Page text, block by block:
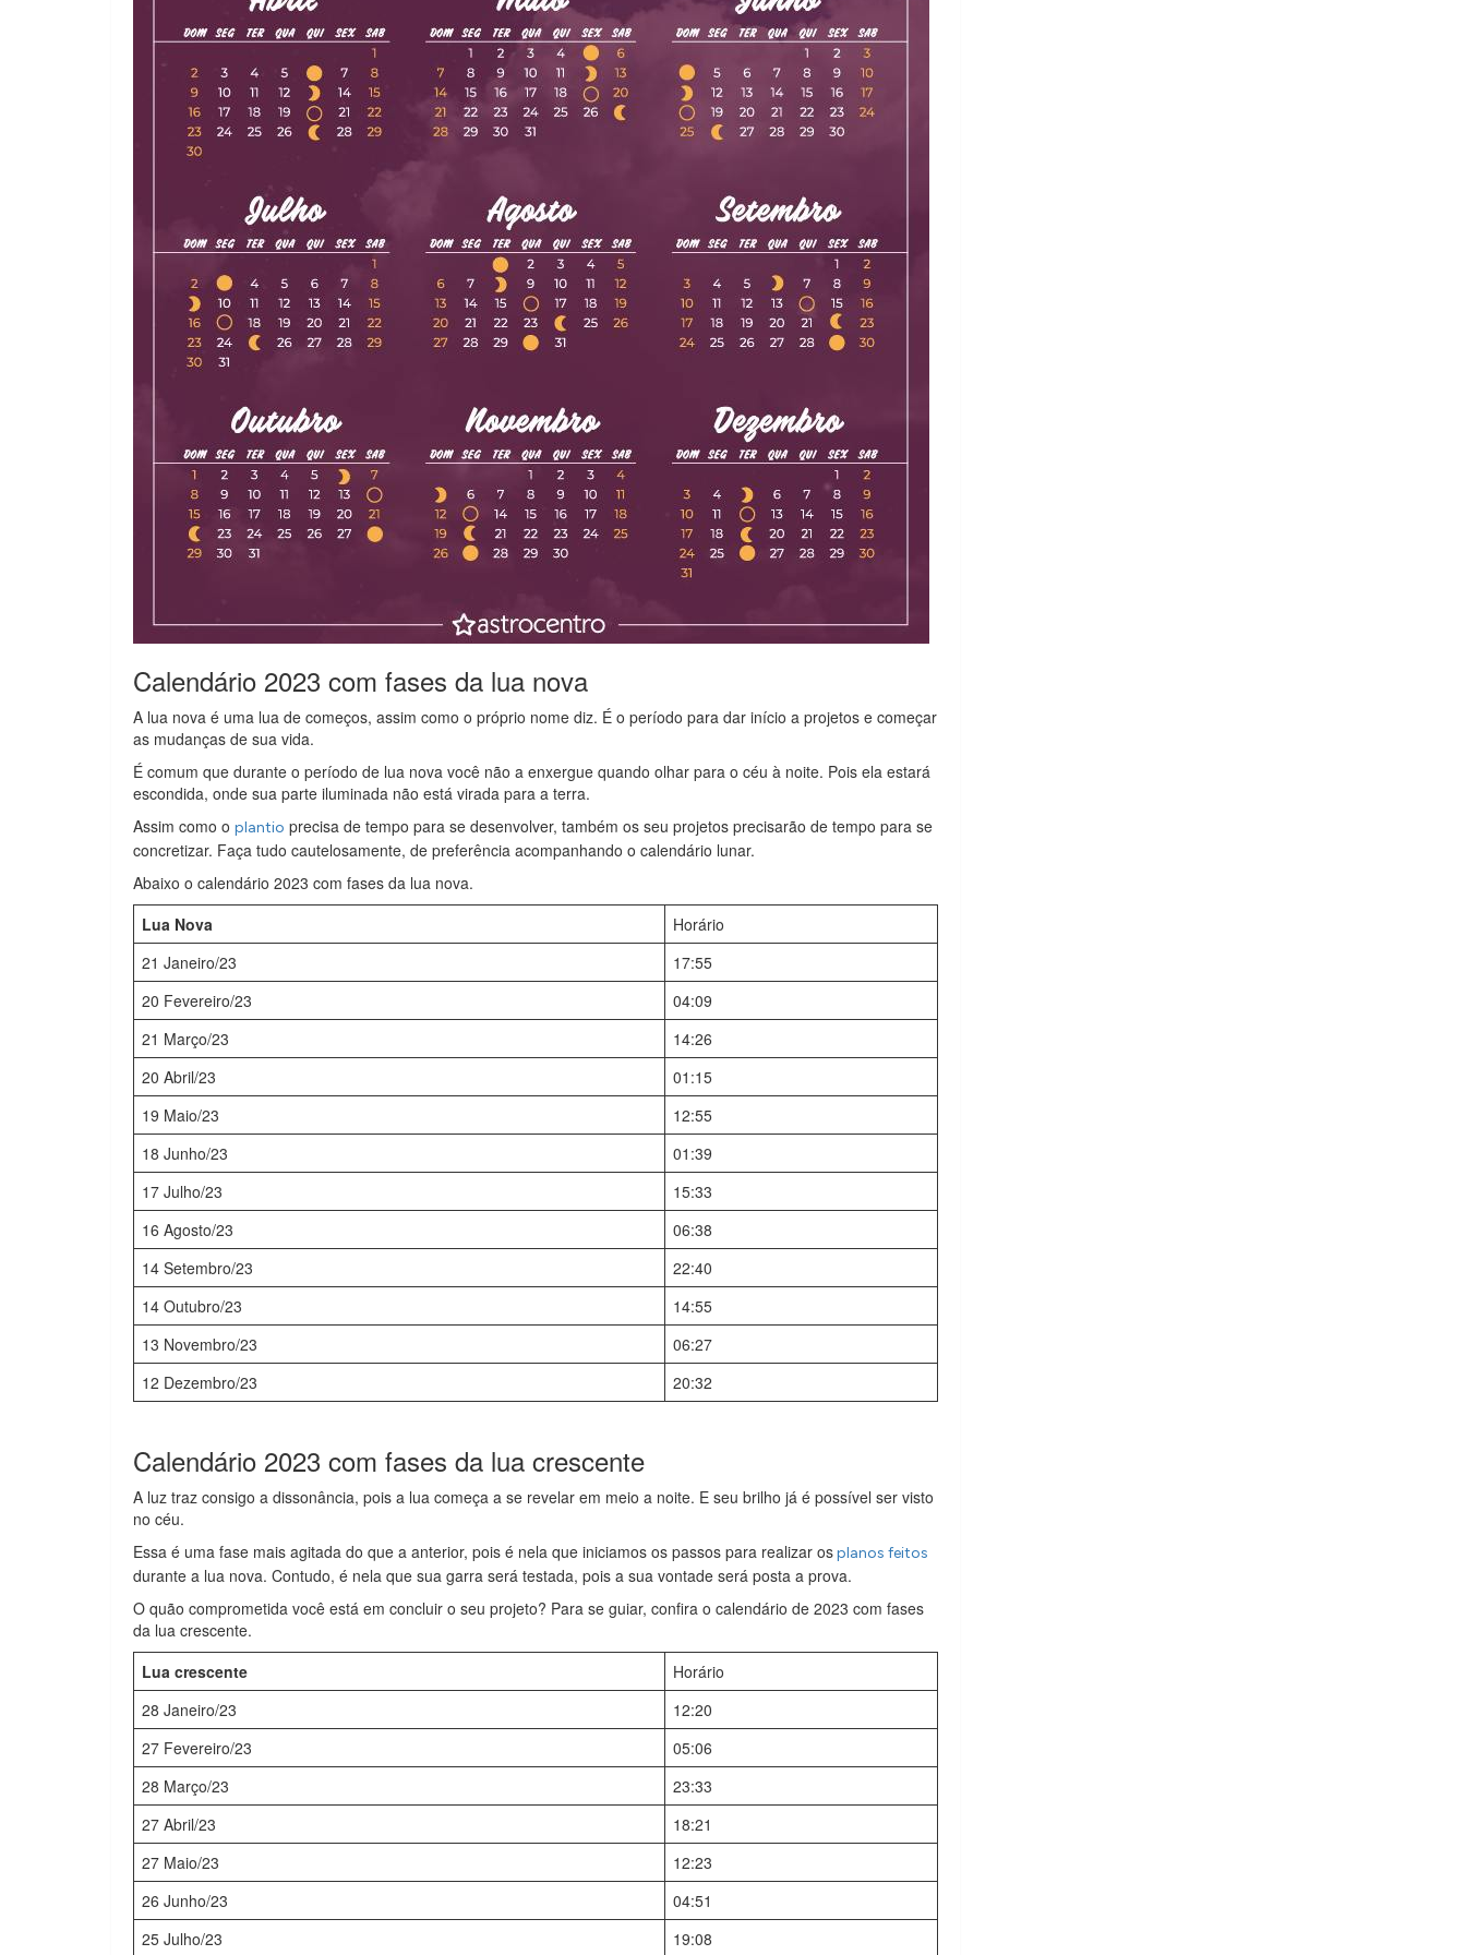
Calendário 2023 com fases da lua nova
A lua nova é uma lua de começos, assim como o próprio nome diz. É o período para dar início a projetos e começar
as mudanças de sua vida.
É comum que durante o período de lua nova você não a enxergue quando olhar para o céu à noite. Pois ela estará
escondida, onde sua parte iluminada não está virada para a terra.
Assim como o plantio precisa de tempo para se desenvolver, também os seu projetos precisarão de tempo para se
concretizar. Faça tudo cautelosamente, de preferência acompanhando o calendário lunar.
Abaixo o calendário 2023 com fases da lua nova.
Lua Nova
Horário
21 Janeiro/23
17:55
20 Fevereiro/23
04:09
21 Março/23
14:26
20 Abril/23
01:15
19 Maio/23
12:55
18 Junho/23
01:39
17 Julho/23
15:33
16 Agosto/23
06:38
14 Setembro/23
22:40
14 Outubro/23
14:55
13 Novembro/23
06:27
12 Dezembro/23
20:32
Calendário 2023 com fases da lua crescente
A luz traz consigo a dissonância, pois a lua começa a se revelar em meio a noite. E seu brilho já é possível ser visto
no céu.
Essa é uma fase mais agitada do que a anterior, pois é nela que iniciamos os passos para realizar osplanos feitos
durante a lua nova. Contudo, é nela que sua garra será testada, pois a sua vontade será posta a prova.
O quão comprometida você está em concluir o seu projeto? Para se guiar, confira o calendário de 2023 com fases
da lua crescente.
Lua crescente
Horário
28 Janeiro/23
12:20
27 Fevereiro/23
05:06
28 Março/23
23:33
27 Abril/23
18:21
27 Maio/23
12:23
26 Junho/23
04:51
25 Julho/23
19:08